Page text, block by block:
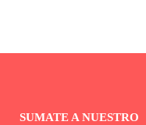
SUMATE A NUESTRO